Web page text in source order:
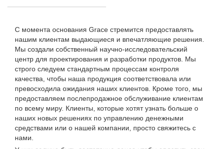
С момента основания Grace стремится предоставлять
нашим клиентам выдающиеся и впечатляющие решения.
Мы создали собственный научно-исследовательский
центр для проектирования и разработки продуктов. Мы
строго следуем стандартным процессам контроля
качества, чтобы наша продукция соответствовала или
превосходила ожидания наших клиентов. Кроме того, мы
предоставляем послепродажное обслуживание клиентам
по всему миру. Клиенты, которые хотят узнать больше о
наших новых решениях по управлению денежными
средствами или о нашей компании, просто свяжитесь с
нами.